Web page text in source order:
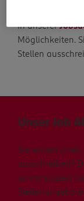
In unserer
Möglichkeiten.
Stellen
Unser Job
Sie wollen
ausschreiben?
unkompliziert